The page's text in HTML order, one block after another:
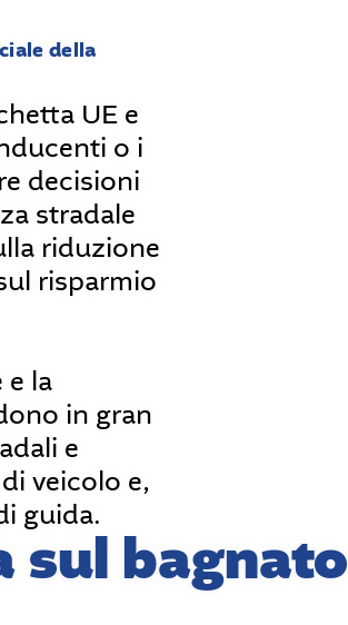
della
UE e
o i
decisioni
stradale
riduzione
risparmio
e la
in gran
e
veicolo e,
guida.
sul bagnato